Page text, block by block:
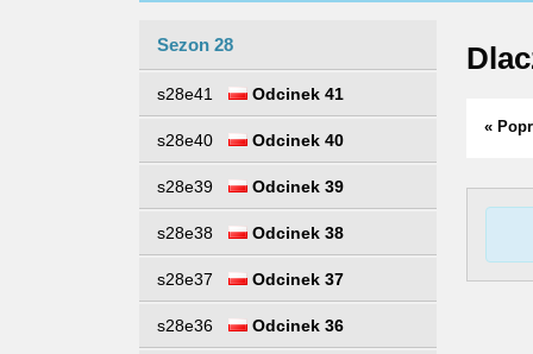
Sezon 28
s28e41 Odcinek 41
s28e40 Odcinek 40
s28e39 Odcinek 39
s28e38 Odcinek 38
s28e37 Odcinek 37
s28e36 Odcinek 36
«